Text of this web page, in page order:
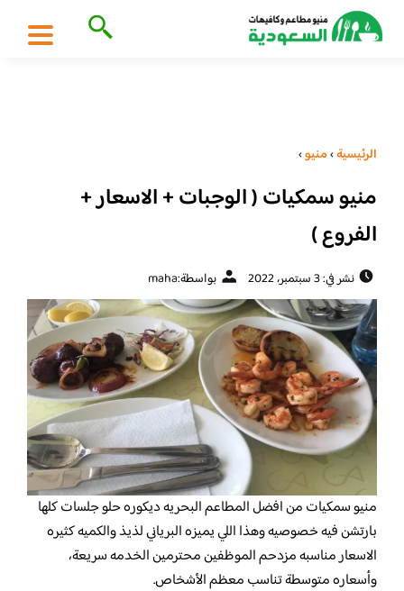
الرئيسية›منيو›
منيو سمكيات ( الوجبات + الاسعار +
الفروع )
نشر في: 3 سبتمبر، 2022 بواسطة:maha
منيو سمكيات من افضل المطاعم البحريه ديكوره حلو جلسات كلها
بارتشن فيه خصوصيه وهذا اللي يميزه البرياني لذيذ والكميه كثيره
الاسعار مناسبه مزدحم الموظفين محترمين الخدمه سريعة،
وأسعاره متوسطة تناسب معظم الأشخاص.